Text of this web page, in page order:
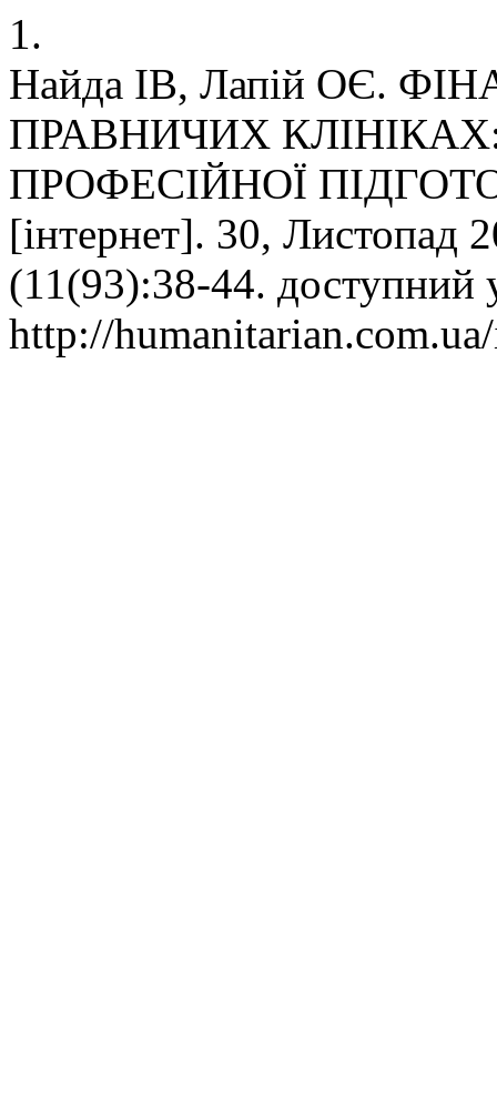
1.
Найда ІВ, Лапій ОЄ.
ПРАВНИЧИХ
ПРОФЕСІЙНОЇ
[інтернет]. 30, Листопад
(11(93):38-44. доступний
http://